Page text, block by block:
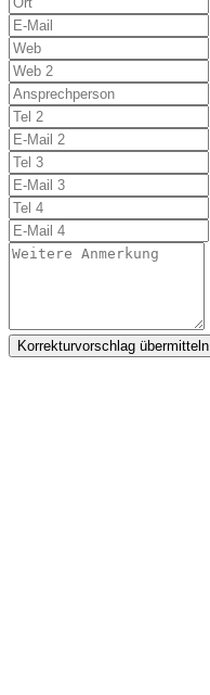
Korrekturvorschlag übermitteln